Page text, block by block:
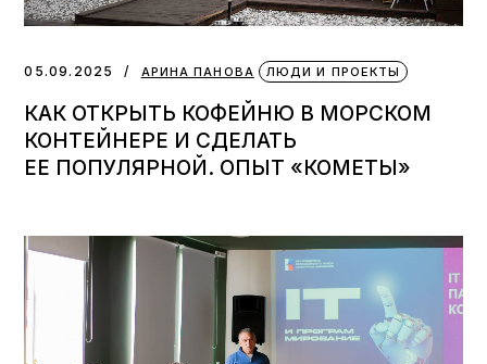
05.09.2025 АРИНА ПАНОВА ЛЮДИ И ПРОЕКТЫ
КАК ОТКРЫТЬ КОФЕЙНЮ В МОРСКОМ
КОНТЕЙНЕРЕ И СДЕЛАТЬ
ЕЕ ПОПУЛЯРНОЙ. ОПЫТ «КОМЕТЫ»